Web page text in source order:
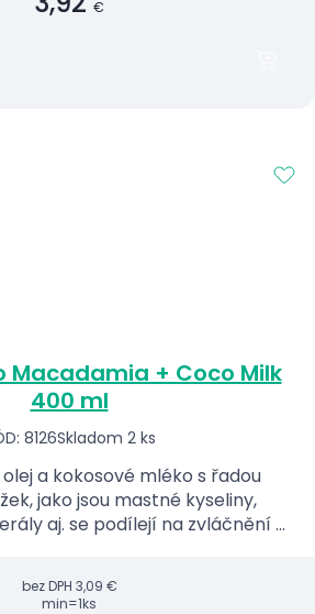
€
Macadamia + Coco Milk
400 ml
8126Skladom 2 ks
a kokosové mléko s řadou
jako jsou mastné kyseliny,
aj. se podílejí na zvláčnění a
bez DPH 3,09 €
min=1ks